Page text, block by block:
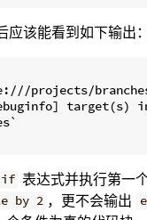
该能看到如下输出：
projects/
target(s)
if 表达式并执行第一
by 2 ，更不会输出